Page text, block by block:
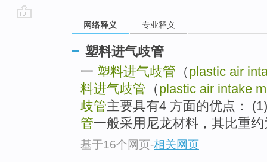
网络释义 专业释义
塑料进气歧管
一 塑料进气歧管 （plastic air
料进气歧管 （plastic air intake
歧管主要具有4 方面的优点：
管一般采用尼龙材料，其比重
基于16个网页-相关网页